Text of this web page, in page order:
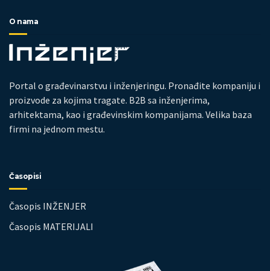
O nama
Portal o građevinarstvu i inženjeringu. Pronađite kompaniju i
proizvode za kojima tragate. B2B sa inženjerima,
arhitektama, kao i građevinskim kompanijama. Velika baza
firmi na jednom mestu.
Časopisi
Časopis INŽENJER
Časopis MATERIJALI